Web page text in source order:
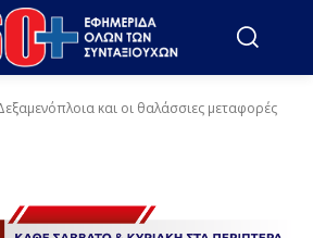
και οι θαλάσσιες μεταφορές